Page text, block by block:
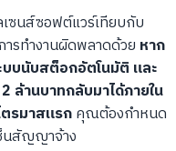
ซนส์ซอฟต์แวร์เทียบกับ
ารทำงานผิดพลาดด้วย หาก
บนับสต็อกอัตโนมัติ และ
ล้านบาทกลับมาได้ภายใน
รมาสแรกคุณต้องกำหนด
นสัญญาจ้าง